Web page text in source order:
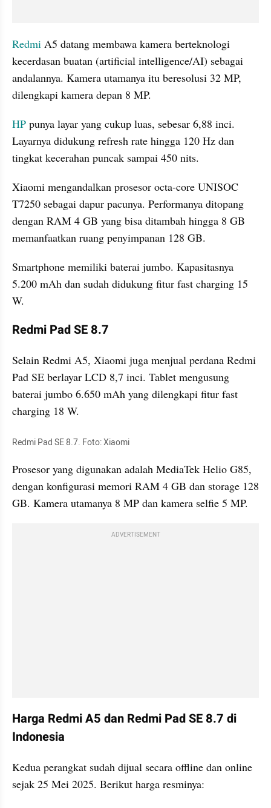
Redmi A5 datang membawa kamera berteknologi
kecerdasan buatan (artificial intelligence/AI) sebagai
andalannya. Kamera utamanya itu beresolusi 32 MP,
dilengkapi kamera depan 8 MP.
HP punya layar yang cukup luas, sebesar 6,88 inci.
Layarnya didukung refresh rate hingga 120 Hz dan
tingkat kecerahan puncak sampai 450 nits.
Xiaomi mengandalkan prosesor octa-core UNISOC
T7250 sebagai dapur pacunya. Performanya ditopang
dengan RAM 4 GB yang bisa ditambah hingga 8 GB
memanfaatkan ruang penyimpanan 128 GB.
Smartphone memiliki baterai jumbo. Kapasitasnya
5.200 mAh dan sudah didukung fitur fast charging 15
W.
Redmi Pad SE 8.7
Selain Redmi A5, Xiaomi juga menjual perdana Redmi
Pad SE berlayar LCD 8,7 inci. Tablet mengusung
baterai jumbo 6.650 mAh yang dilengkapi fitur fast
charging 18 W.
Redmi Pad SE 8.7. Foto: Xiaomi
Prosesor yang digunakan adalah MediaTek Helio G85,
dengan konfigurasi memori RAM 4 GB dan storage 128
GB. Kamera utamanya 8 MP dan kamera selfie 5 MP.
ADVERTISEMENT
Harga Redmi A5 dan Redmi Pad SE 8.7 di
Indonesia
Kedua perangkat sudah dijual secara offline dan online
sejak 25 Mei 2025. Berikut harga resminya: